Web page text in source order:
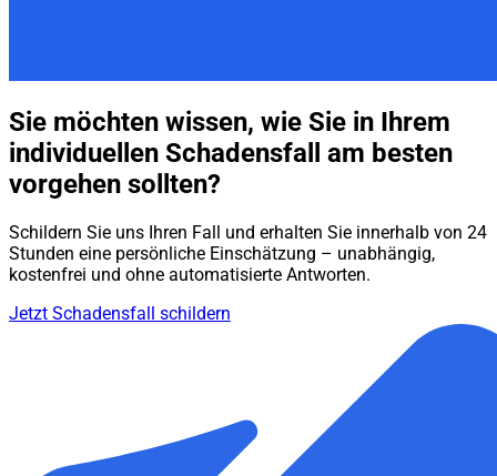
Sie möchten wissen, wie Sie in Ihrem
individuellen Schadensfall am besten
vorgehen sollten?
Schildern Sie uns Ihren Fall und erhalten Sie innerhalb von 24
Stunden eine persönliche Einschätzung – unabhängig,
kostenfrei und ohne automatisierte Antworten.
Jetzt Schadensfall schildern